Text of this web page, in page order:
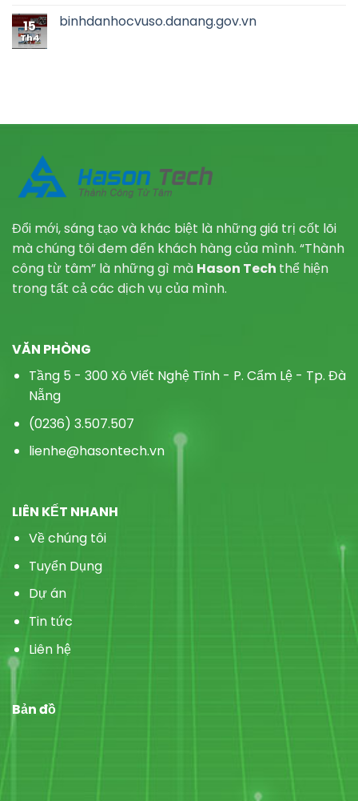
15
Th4
binhdanhocvuso.danang.gov.vn
Đổi mới, sáng tạo và khác biệt là những giá trị cốt lõi
mà chúng tôi đem đến khách hàng của mình. “Thành
công từ tâm” là những gì mà Hason Tech thể hiện
trong tất cả các dịch vụ của mình.
VĂN PHÒNG
Tầng 5 - 300 Xô Viết Nghệ Tĩnh - P. Cẩm Lệ - Tp. Đà
Nẵng
(0236) 3.507.507
lienhe@hasontech.vn
LIÊN KẾT NHANH
Về chúng tôi
Tuyển Dụng
Dự án
Tin tức
Liên hệ
Bản đồ